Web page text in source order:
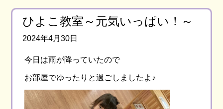
ひよこ教室～元気いっぱい！～
2024年4月30日
今日は雨が降っていたので
お部屋でゆったりと過ごしましたよ♪